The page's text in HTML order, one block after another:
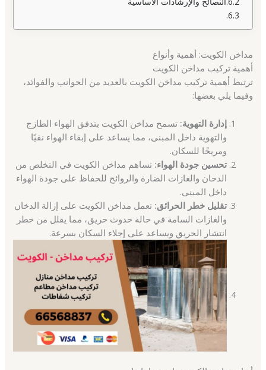
مداخن الكويت: أهمية وأنواع
أهمية تركيب مداخن الكويت
ترتبط أهمية تركيب مداخن الكويت بالعديد من الجوانب والفوائد،
وفيما يلي بعضها:
إدارة التهوية: تسمح مداخن الكويت بتدفق الهواء الطازج
والتهوية داخل المبنى، مما يساعد على إبقاء الهواء نقيًا
ومريحًا للسكان.
تحسين جودة الهواء: تساهم مداخن الكويت في التخلص من
الدخان والغازات الضارة والروائح للحفاظ على جودة الهواء
داخل المبنى.
تقليل خطر الحرائق: تعمل مداخن الكويت على إزالة الدخان
والغازات السامة في حالة حدوث حريق، مما يقلل من خطر
انتشار الحريق ويساعد على إجلاء السكان بسرعة.